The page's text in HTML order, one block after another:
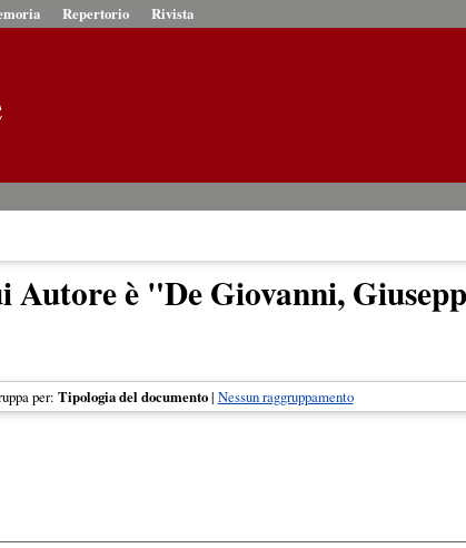
Repertorio Rivista
Autore è "De Giovanni,
per: Tipologia del documento| Nessun raggruppamento